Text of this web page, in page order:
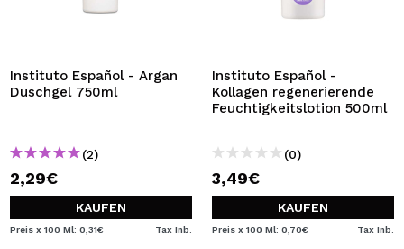
Instituto Español - Argan
Duschgel 750ml
(2)
2,29€
KAUFEN
Preis x 100 Ml: 0,31€ Tax Inb.
Instituto Español -
Kollagen regenerierende
Feuchtigkeitslotion 500ml
(0)
3,49€
KAUFEN
Preis x 100 Ml: 0,70€ Tax Inb.